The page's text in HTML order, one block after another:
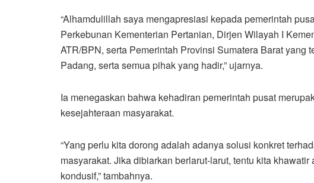
“Alhamdulillah saya mengapresiasi kepada pemerintah
Perkebunan Kementerian Pertanian, Dirjen Wilayah I
ATR/BPN, serta Pemerintah Provinsi Sumatera Barat yang
Padang, serta semua pihak yang hadir,” ujarnya.
Ia menegaskan bahwa kehadiran pemerintah pusat
kesejahteraan masyarakat.
“Yang perlu kita dorong adalah adanya solusi konkret
masyarakat. Jika dibiarkan berlarut-larut, tentu kita
kondusif,” tambahnya.